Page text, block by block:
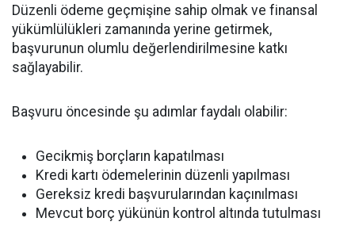
Düzenli ödeme geçmişine sahip olmak ve finansal
yükümlülükleri zamanında yerine getirmek,
başvurunun olumlu değerlendirilmesine katkı
sağlayabilir.
Başvuru öncesinde şu adımlar faydalı olabilir:
Gecikmiş borçların kapatılması
Kredi kartı ödemelerinin düzenli yapılması
Gereksiz kredi başvurularından kaçınılması
Mevcut borç yükünün kontrol altında tutulması